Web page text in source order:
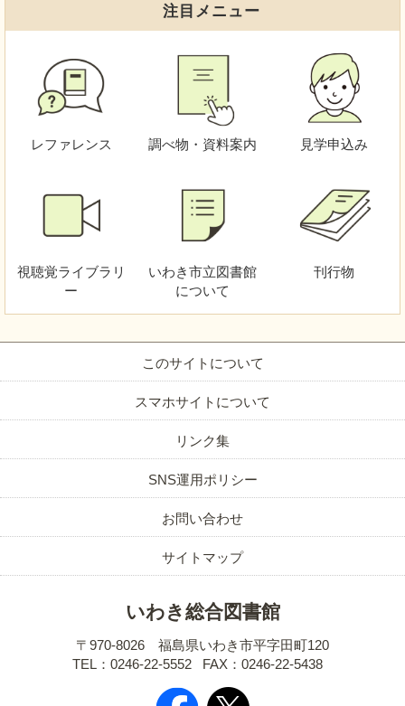
注目メニュー
レファレンス 調べ物・資料案内 見学申込み
視聴覚ライブラリ
ー
いわき市立図書館
について
刊行物
いわき総合図書館
〒970-8026 福島県いわき市平字田町120
TEL：0246-22-5552
FAX：0246-22-5438
このサイトについて
スマホサイトについて
リンク集
SNS運用ポリシー
お問い合わせ
サイトマップ